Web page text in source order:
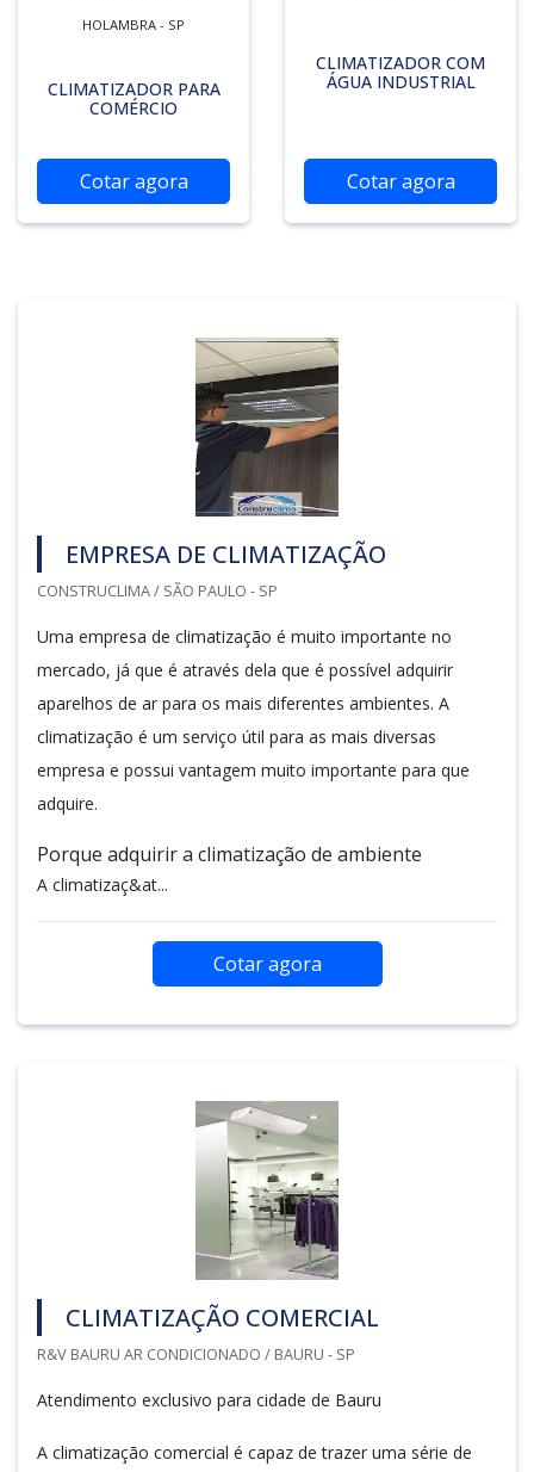
HOLAMBRA - SP
CLIMATIZADOR PARA
COMÉRCIO
Cotar agora
CLIMATIZADOR COM
ÁGUA INDUSTRIAL
Cotar agora
EMPRESA DE CLIMATIZAÇÃO
CONSTRUCLIMA / SÃO PAULO - SP
Uma empresa de climatização é muito importante no
mercado, já que é através dela que é possível adquirir
aparelhos de ar para os mais diferentes ambientes. A
climatização é um serviço útil para as mais diversas
empresa e possui vantagem muito importante para que
adquire.
Porque adquirir a climatização de ambiente
A climatizaç&at...
Cotar agora
CLIMATIZAÇÃO COMERCIAL
R&V BAURU AR CONDICIONADO / BAURU - SP
Atendimento exclusivo para cidade de Bauru
A climatização comercial é capaz de trazer uma série de